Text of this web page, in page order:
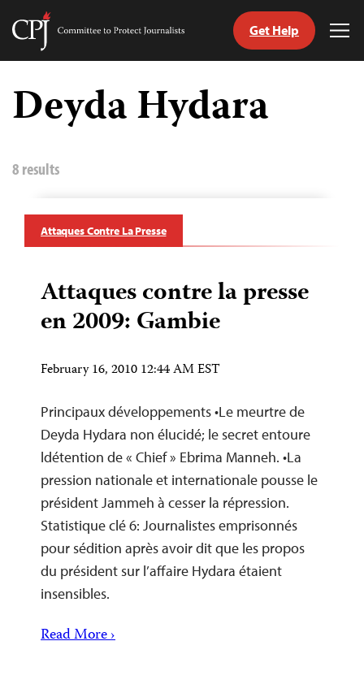
Skip
content
Committee
Journalists
Get Help
Deyda Hydara
8 results
Attaques Contre La Presse
Attaques contre la presse
en 2009: Gambie
February 16, 2010 12:44 AM EST
Principaux développements •Le meurtre de
Deyda Hydara non élucidé; le secret entoure
ldétention de « Chief » Ebrima Manneh. •La
pression nationale et internationale pousse le
président Jammeh à cesser la répression.
Statistique clé 6: Journalistes emprisonnés
pour sédition après avoir dit que les propos
du président sur l’affaire Hydara étaient
insensibles.
Read More ›